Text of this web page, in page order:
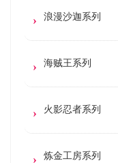
浪漫沙迦系列
海贼王系列
火影忍者系列
炼金工房系列